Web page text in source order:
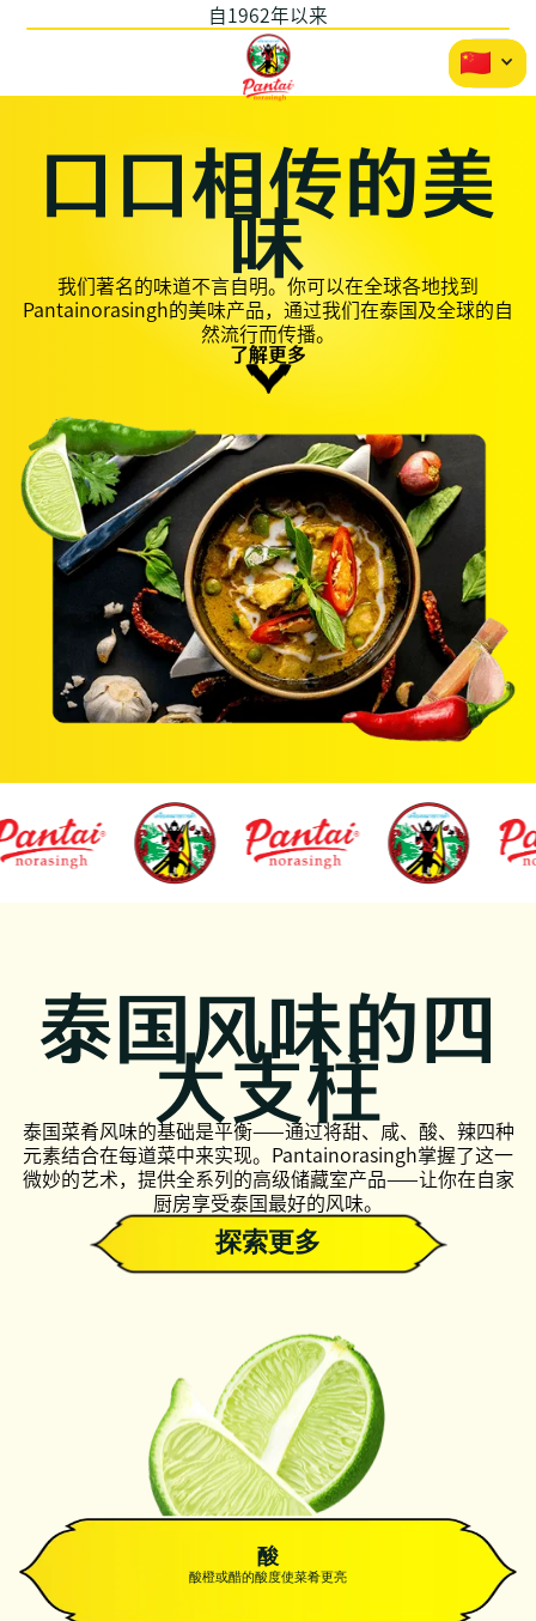
自1962年以来
口口相传的美
味
我们著名的味道不言自明。你可以在全球各地找到
Pantainorasingh的美味产品，通过我们在泰国及全球的自
然流行而传播。
了解更多
泰国风味的四
大支柱
泰国菜肴风味的基础是平衡——通过将甜、咸、酸、辣四种
元素结合在每道菜中来实现。Pantainorasingh掌握了这一
微妙的艺术，提供全系列的高级储藏室产品——让你在自家
厨房享受泰国最好的风味。
探索更多
酸
酸橙或醋的酸度使菜肴更亮